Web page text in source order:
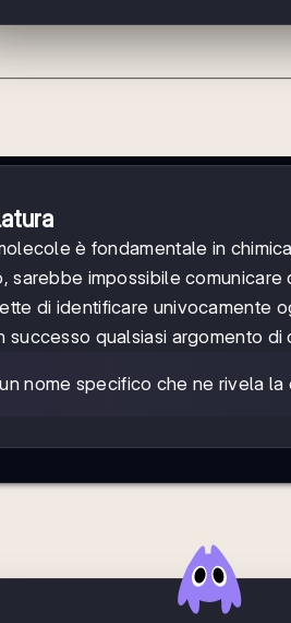
è fondamentale in
sarebbe impossibile
di identificare univocamente
qualsiasi argomento di
nome specifico che ne rivela